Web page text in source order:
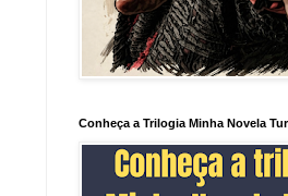
Conheça a Trilogia Minha Novela